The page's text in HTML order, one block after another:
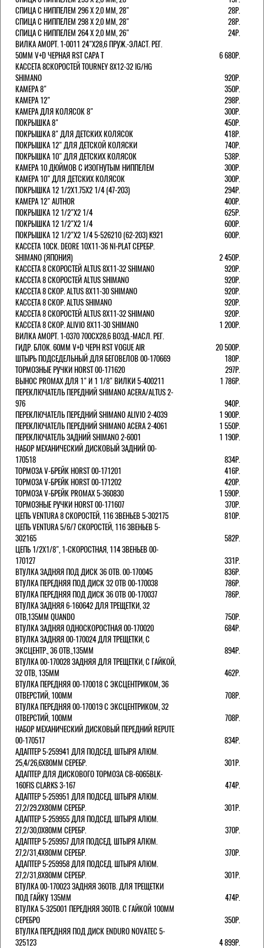
СПИЦА С НИППЕЛЕМ 296 Х 2,0 ММ, 28"
28Р.
СПИЦА С НИППЕЛЕМ 298 Х 2,0 ММ, 28"
28Р.
СПИЦА С НИППЕЛЕМ 264 Х 2,0 ММ, 26"
24Р.
ВИЛКА АМОРТ. 1-0011 24"Х28,6 ПРУЖ.-ЭЛАСТ. РЕГ.
50ММ V+D ЧЕРНАЯ RST CAPA Т
6 680Р.
КАССЕТА 8СКОРОСТЕЙ TOURNEY 8Х12-32 IG/HG
SHIMANO
920Р.
КАМЕРА 8"
350Р.
КАМЕРА 12"
298Р.
КАМЕРА ДЛЯ КОЛЯСОК 8"
300Р.
ПОКРЫШКА 8"
450Р.
ПОКРЫШКА 8" ДЛЯ ДЕТСКИХ КОЛЯСОК
418Р.
ПОКРЫШКА 12" ДЛЯ ДЕТСКОЙ КОЛЯСКИ
740Р.
ПОКРЫШКА 10" ДЛЯ ДЕТСКИХ КОЛЯСОК
538Р.
КАМЕРА 10 ДЮЙМОВ С ИЗОГНУТЫМ НИППЕЛЕМ
300Р.
КАМЕРА 10" ДЛЯ ДЕТСКИХ КОЛЯСОК
300Р.
ПОКРЫШКА 12 1/2X1.75X2 1/4 (47-203)
294Р.
КАМЕРА 12" AUTHOR
400Р.
ПОКРЫШКА 12 1/2"Х2 1/4
625Р.
ПОКРЫШКА 12 1/2"Х2 1/4
600Р.
ПОКРЫШКА 12 1/2"Х2 1/4 5-526210 (62-203) K921
600Р.
КАССЕТА 10СК. DEORE 10Х11-36 NI-PLAT СЕРЕБР.
SHIMANO (ЯПОНИЯ)
2 450Р.
КАССЕТА 8 СКОРОСТЕЙ ALTUS 8Х11-32 SHIMANO
920Р.
КАССЕТА 8 СКОРОСТЕЙ ALTUS SHIMANO
920Р.
КАССЕТА 8 СКОР. ALTUS 8Х11-30 SHIMANO
920Р.
КАССЕТА 8 СКОР. ALTUS SHIMANO
920Р.
КАССЕТА 8 СКОРОСТЕЙ ALTUS 8Х11-32 SHIMANO
920Р.
КАССЕТА 8 СКОР. ALIVIO 8Х11-30 SHIMANO
1 200Р.
ВИЛКА АМОРТ. 1-0370 700СХ28,6 ВОЗД.-МАСЛ. РЕГ.
ГИДР. БЛОК. 60ММ V+D ЧЕРН RST VOGUE AIR
20 500Р.
ШТЫРЬ ПОДСЕДЕЛЬНЫЙ ДЛЯ БЕГОВЕЛОВ 00-170669
180Р.
ТОРМОЗНЫЕ РУЧКИ HORST 00-171620
297Р.
ВЫНОС PROMAX ДЛЯ 1" И 1 1/8" ВИЛКИ 5-400211
1 786Р.
ПЕРЕКЛЮЧАТЕЛЬ ПЕРЕДНИЙ SHIMANO ACERA/ALTUS 2-
976
940Р.
ПЕРЕКЛЮЧАТЕЛЬ ПЕРЕДНИЙ SHIMANO ALIVIO 2-4039
1 900Р.
ПЕРЕКЛЮЧАТЕЛЬ ПЕРЕДНИЙ SHIMANO ACERA 2-4061
1 550Р.
ПЕРЕКЛЮЧАТЕЛЬ ЗАДНИЙ SHIMANO 2-6001
1 190Р.
НАБОР МЕХАНИЧЕСКИЙ ДИСКОВЫЙ ЗАДНИЙ 00-
170518
834Р.
ТОРМОЗА V-БРЕЙК HORST 00-171201
416Р.
ТОРМОЗА V-БРЕЙК HORST 00-171202
420Р.
ТОРМОЗА V-БРЕЙК PROMAX 5-360830
1 590Р.
ТОРМОЗНЫЕ РУЧКИ HORST 00-171607
370Р.
ЦЕПЬ VENTURA 8 СКОРОСТЕЙ, 116 ЗВЕНЬЕВ 5-302175
810Р.
ЦЕПЬ VENTURA 5/6/7 СКОРОСТЕЙ, 116 ЗВЕНЬЕВ 5-
302165
582Р.
ЦЕПЬ 1/2Х1/8", 1-СКОРОСТНАЯ, 114 ЗВЕНЬЕВ 00-
170127
331Р.
ВТУЛКА ЗАДНЯЯ ПОД ДИСК 36 ОТВ. 00-170045
836Р.
ВТУЛКА ПЕРЕДНЯЯ ПОД ДИСК 32 ОТВ 00-170038
786Р.
ВТУЛКА ПЕРЕДНЯЯ ПОД ДИСК 36 ОТВ 00-170037
786Р.
ВТУЛКА ЗАДНЯЯ 6-160642 ДЛЯ ТРЕЩЕТКИ, 32
ОТВ,135ММ QUANDO
750Р.
ВТУЛКА ЗАДНЯЯ ОДНОСКОРОСТНАЯ 00-170020
684Р.
ВТУЛКА ЗАДНЯЯ 00-170024 ДЛЯ ТРЕЩЕТКИ, С
ЭКСЦЕНТР., 36 ОТВ.,135ММ
894Р.
ВТУЛКА 00-170028 ЗАДНЯЯ ДЛЯ ТРЕЩЕТКИ, С ГАЙКОЙ,
32 ОТВ, 135ММ
462Р.
ВТУЛКА ПЕРЕДНЯЯ 00-170018 С ЭКСЦЕНТРИКОМ, 36
ОТВЕРСТИЙ, 100ММ
708Р.
ВТУЛКА ПЕРЕДНЯЯ 00-170019 С ЭКСЦЕНТРИКОМ, 32
ОТВЕРСТИЙ, 100ММ
708Р.
НАБОР МЕХАНИЧЕСКИЙ ДИСКОВЫЙ ПЕРЕДНИЙ REPUTE
00-170517
834Р.
АДАПТЕР 5-259941 ДЛЯ ПОДСЕД. ШТЫРЯ АЛЮМ.
25,4/26,6Х80ММ СЕРЕБР.
301Р.
АДАПТЕР ДЛЯ ДИСКОВОГО ТОРМОЗА CB-6065BLK-
160FIS CLARKS 3-167
474Р.
АДАПТЕР 5-259951 ДЛЯ ПОДСЕД. ШТЫРЯ АЛЮМ.
27,2/29.2Х80ММ СЕРЕБР.
301Р.
АДАПТЕР 5-259955 ДЛЯ ПОДСЕД. ШТЫРЯ АЛЮМ.
27,2/30,0Х80ММ СЕРЕБР.
370Р.
АДАПТЕР 5-259957 ДЛЯ ПОДСЕД. ШТЫРЯ АЛЮМ.
27,2/31,4Х80ММ СЕРЕБР.
370Р.
АДАПТЕР 5-259958 ДЛЯ ПОДСЕД. ШТЫРЯ АЛЮМ.
27,2/31,8Х80ММ СЕРЕБР.
301Р.
ВТУЛКА 00-170023 ЗАДНЯЯ 36ОТВ. ДЛЯ ТРЕЩЕТКИ
ПОД ГАЙКУ 135ММ
474Р.
ВТУЛКА 5-325001 ПЕРЕДНЯЯ 36ОТВ. С ГАЙКОЙ 100ММ
СЕРЕБРО
350Р.
ВТУЛКА ПЕРЕДНЯЯ ПОД ДИСК ENDURO NOVATEC 5-
325123
4 899Р.